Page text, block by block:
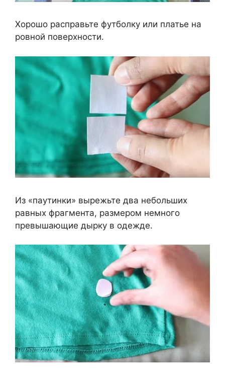
Хорошо расправьте футболку или платье на
ровной поверхности.
Из «паутинки» вырежьте два небольших
равных фрагмента, размером немного
превышающие дырку в одежде.